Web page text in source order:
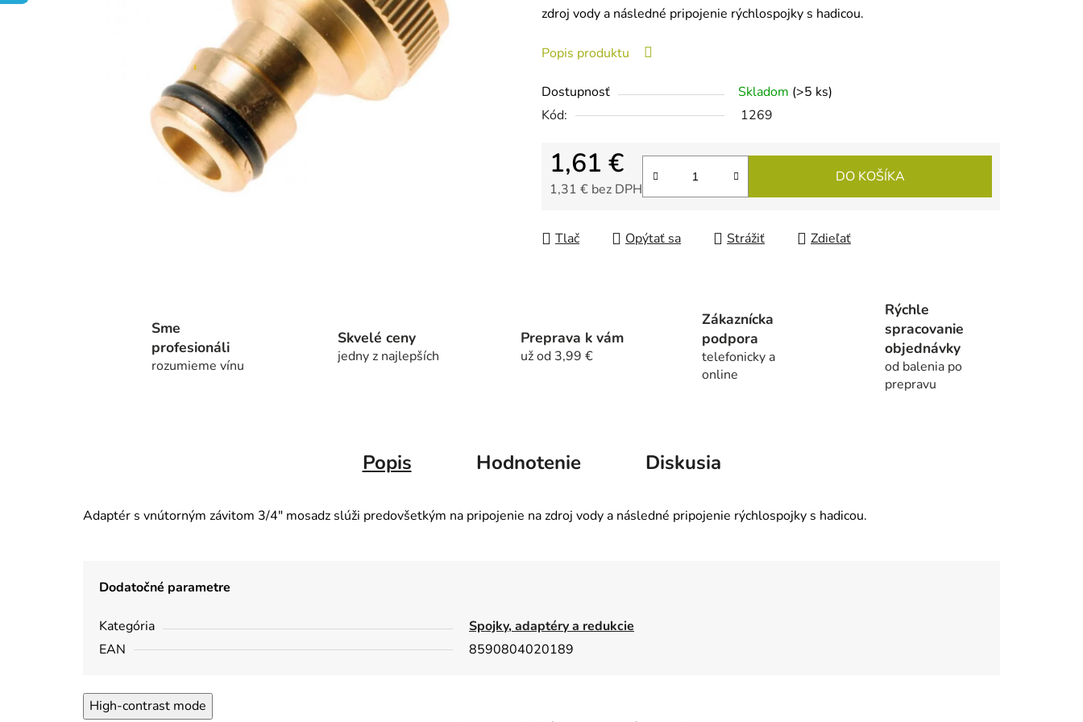
je
z
5
hviezdičiek.
zdroj vody a následné pripojenie rýchlospojky s hadicou.
Popis produktu
Dostupnosť Skladom (>5 ks)
Kód:
1269
1,61 €
1,31 € bez DPH
DO KOŠÍKA
Tlač Opýtať sa Strážiť Zdieľať
Sme
profesionáli
rozumieme vínu
Skvelé ceny
jedny z najlepších
Preprava k vám
už od 3,99 €
Zákaznícka
podpora
telefonicky a
online
Rýchle
spracovanie
objednávky
od balenia po
prepravu
Popis Hodnotenie Diskusia
Adaptér s vnútorným závitom 3/4" mosadz slúži predovšetkým na pripojenie na zdroj vody a následné pripojenie rýchlospojky s hadicou.
Dodatočné parametre
Kategória
Spojky, adaptéry a redukcie
EAN
8590804020189
High-contrast mode